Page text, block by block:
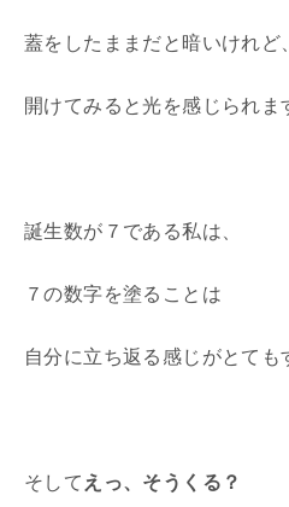
蓋をしたままだと暗いけれど
開けてみると光を感じられま
誕生数が７である私は、
７の数字を塗ることは
自分に立ち返る感じがとても
そして えっ、そうくる？